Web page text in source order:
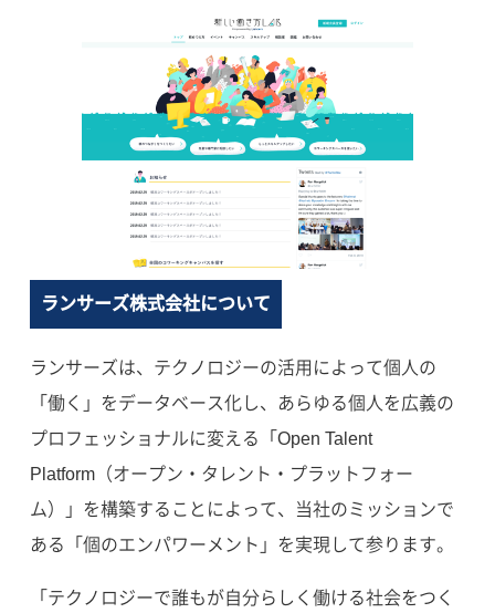
ランサーズ株式会社について
ランサーズは、テクノロジーの活用によって個人の
「働く」をデータベース化し、あらゆる個人を広義の
プロフェッショナルに変える「Open Talent
Platform（オープン・タレント・プラットフォー
ム）」を構築することによって、当社のミッションで
ある「個のエンパワーメント」を実現して参ります。
「テクノロジーで誰もが自分らしく働ける社会をつく